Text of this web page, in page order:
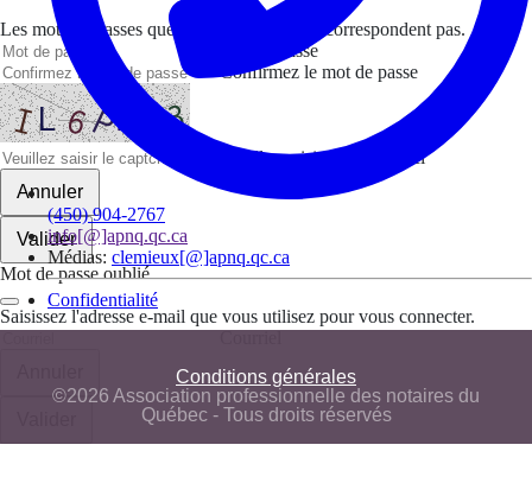
(450) 904-2767
info[@]apnq.qc.ca
Médias: clemieux[@]apnq.qc.ca
Confidentialité
Conditions générales
©2026 Association professionnelle des notaires du
Québec - Tous droits réservés
Les mots de passes que vous avez saisis ne correspondent pas.
Mot de passe
Confirmez le mot de passe
Veuillez saisir le captcha ici
Annuler
Valider
Mot de passe oublié
Saisissez l'adresse e-mail que vous utilisez pour vous connecter.